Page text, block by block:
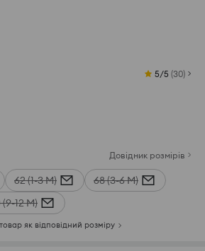
5/5 (30)
Довідник розмірів
62 (1-3 М)
68 (3-6 М)
(9-12 М)
як відповідний розміру